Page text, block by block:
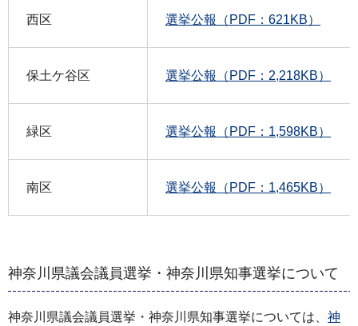
西区 選挙公報（PDF：621KB）
保土ケ谷区 選挙公報（PDF：2,218KB）
緑区 選挙公報（PDF：1,598KB）
南区 選挙公報（PDF：1,465KB）
神奈川県議会議員選挙・神奈川県知事選挙について
神奈川県議会議員選挙・神奈川県知事選挙については、 神